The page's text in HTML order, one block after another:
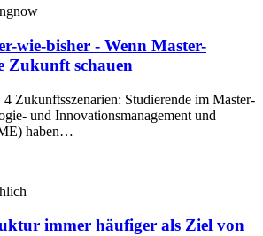
wie-bisher - Wenn Master-
Zukunft schauen
Zukunftsszenarien: Studierende im Master-
und Innovationsmanagement und
haben…
immer häufiger als Ziel von